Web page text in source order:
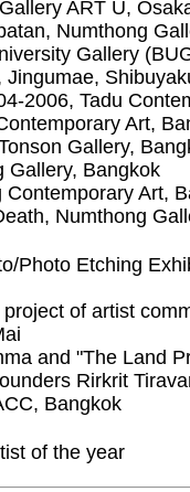
ART U,
Numthong
Gallery
2006, Tadu
Art,
Gallery,
Gallery, Bangkok
Art,
Numthong
Photo Etching
of artist
and "The Land
Rirkrit
Bangkok
of the year